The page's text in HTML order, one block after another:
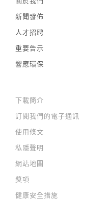
新聞發佈
人才招聘
重要告示
響應環保
下載簡介
訂閱我們的電子通訊
使用條文
私隱聲明
網站地圖
獎項
健康安全措施